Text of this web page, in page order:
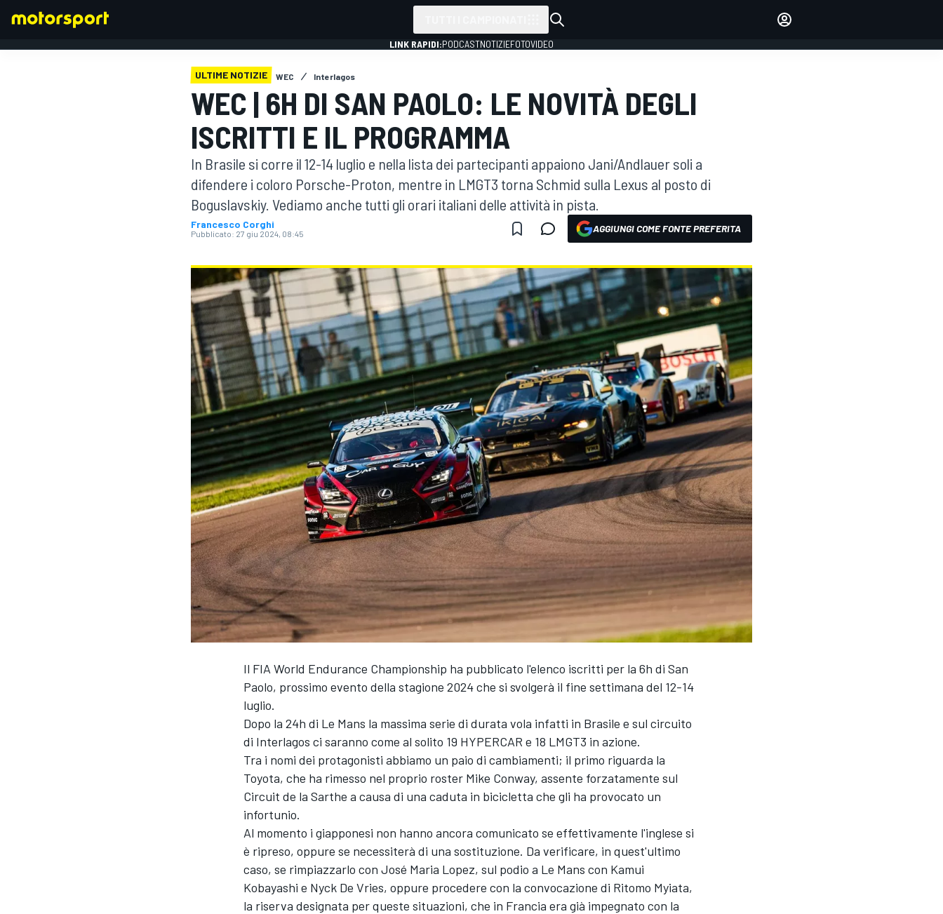
WEC
ACCEDI
LINK RAPIDI:PODCASTNOTIZIEFOTOVIDEO
ULTIME NOTIZIE WEC Interlagos
WEC | 6H DI SAN PAOLO: LE NOVITÀ DEGLI
ISCRITTI E IL PROGRAMMA
In Brasile si corre il 12-14 luglio e nella lista dei partecipanti appaiono Jani/Andlauer soli a
difendere i coloro Porsche-Proton, mentre in LMGT3 torna Schmid sulla Lexus al posto di
Boguslavskiy. Vediamo anche tutti gli orari italiani delle attività in pista.
Francesco Corghi
Pubblicato: 27 giu 2024, 08:45 AGGIUNGI COME FONTE PREFERITA
Il FIA World Endurance Championship ha pubblicato l'elenco iscritti per la 6h di San
Paolo, prossimo evento della stagione 2024 che si svolgerà il fine settimana del 12-14
luglio.
Dopo la 24h di Le Mans la massima serie di durata vola infatti in Brasile e sul circuito
di Interlagos ci saranno come al solito 19 HYPERCAR e 18 LMGT3 in azione.
Tra i nomi dei protagonisti abbiamo un paio di cambiamenti; il primo riguarda la
Toyota, che ha rimesso nel proprio roster Mike Conway, assente forzatamente sul
Circuit de la Sarthe a causa di una caduta in bicicletta che gli ha provocato un
infortunio.
Al momento i giapponesi non hanno ancora comunicato se effettivamente l'inglese si
è ripreso, oppure se necessiterà di una sostituzione. Da verificare, in quest'ultimo
caso, se rimpiazzarlo con José Maria Lopez, sul podio a Le Mans con Kamui
Kobayashi e Nyck De Vries, oppure procedere con la convocazione di Ritomo Myiata,
la riserva designata per queste situazioni, che in Francia era già impegnato con la